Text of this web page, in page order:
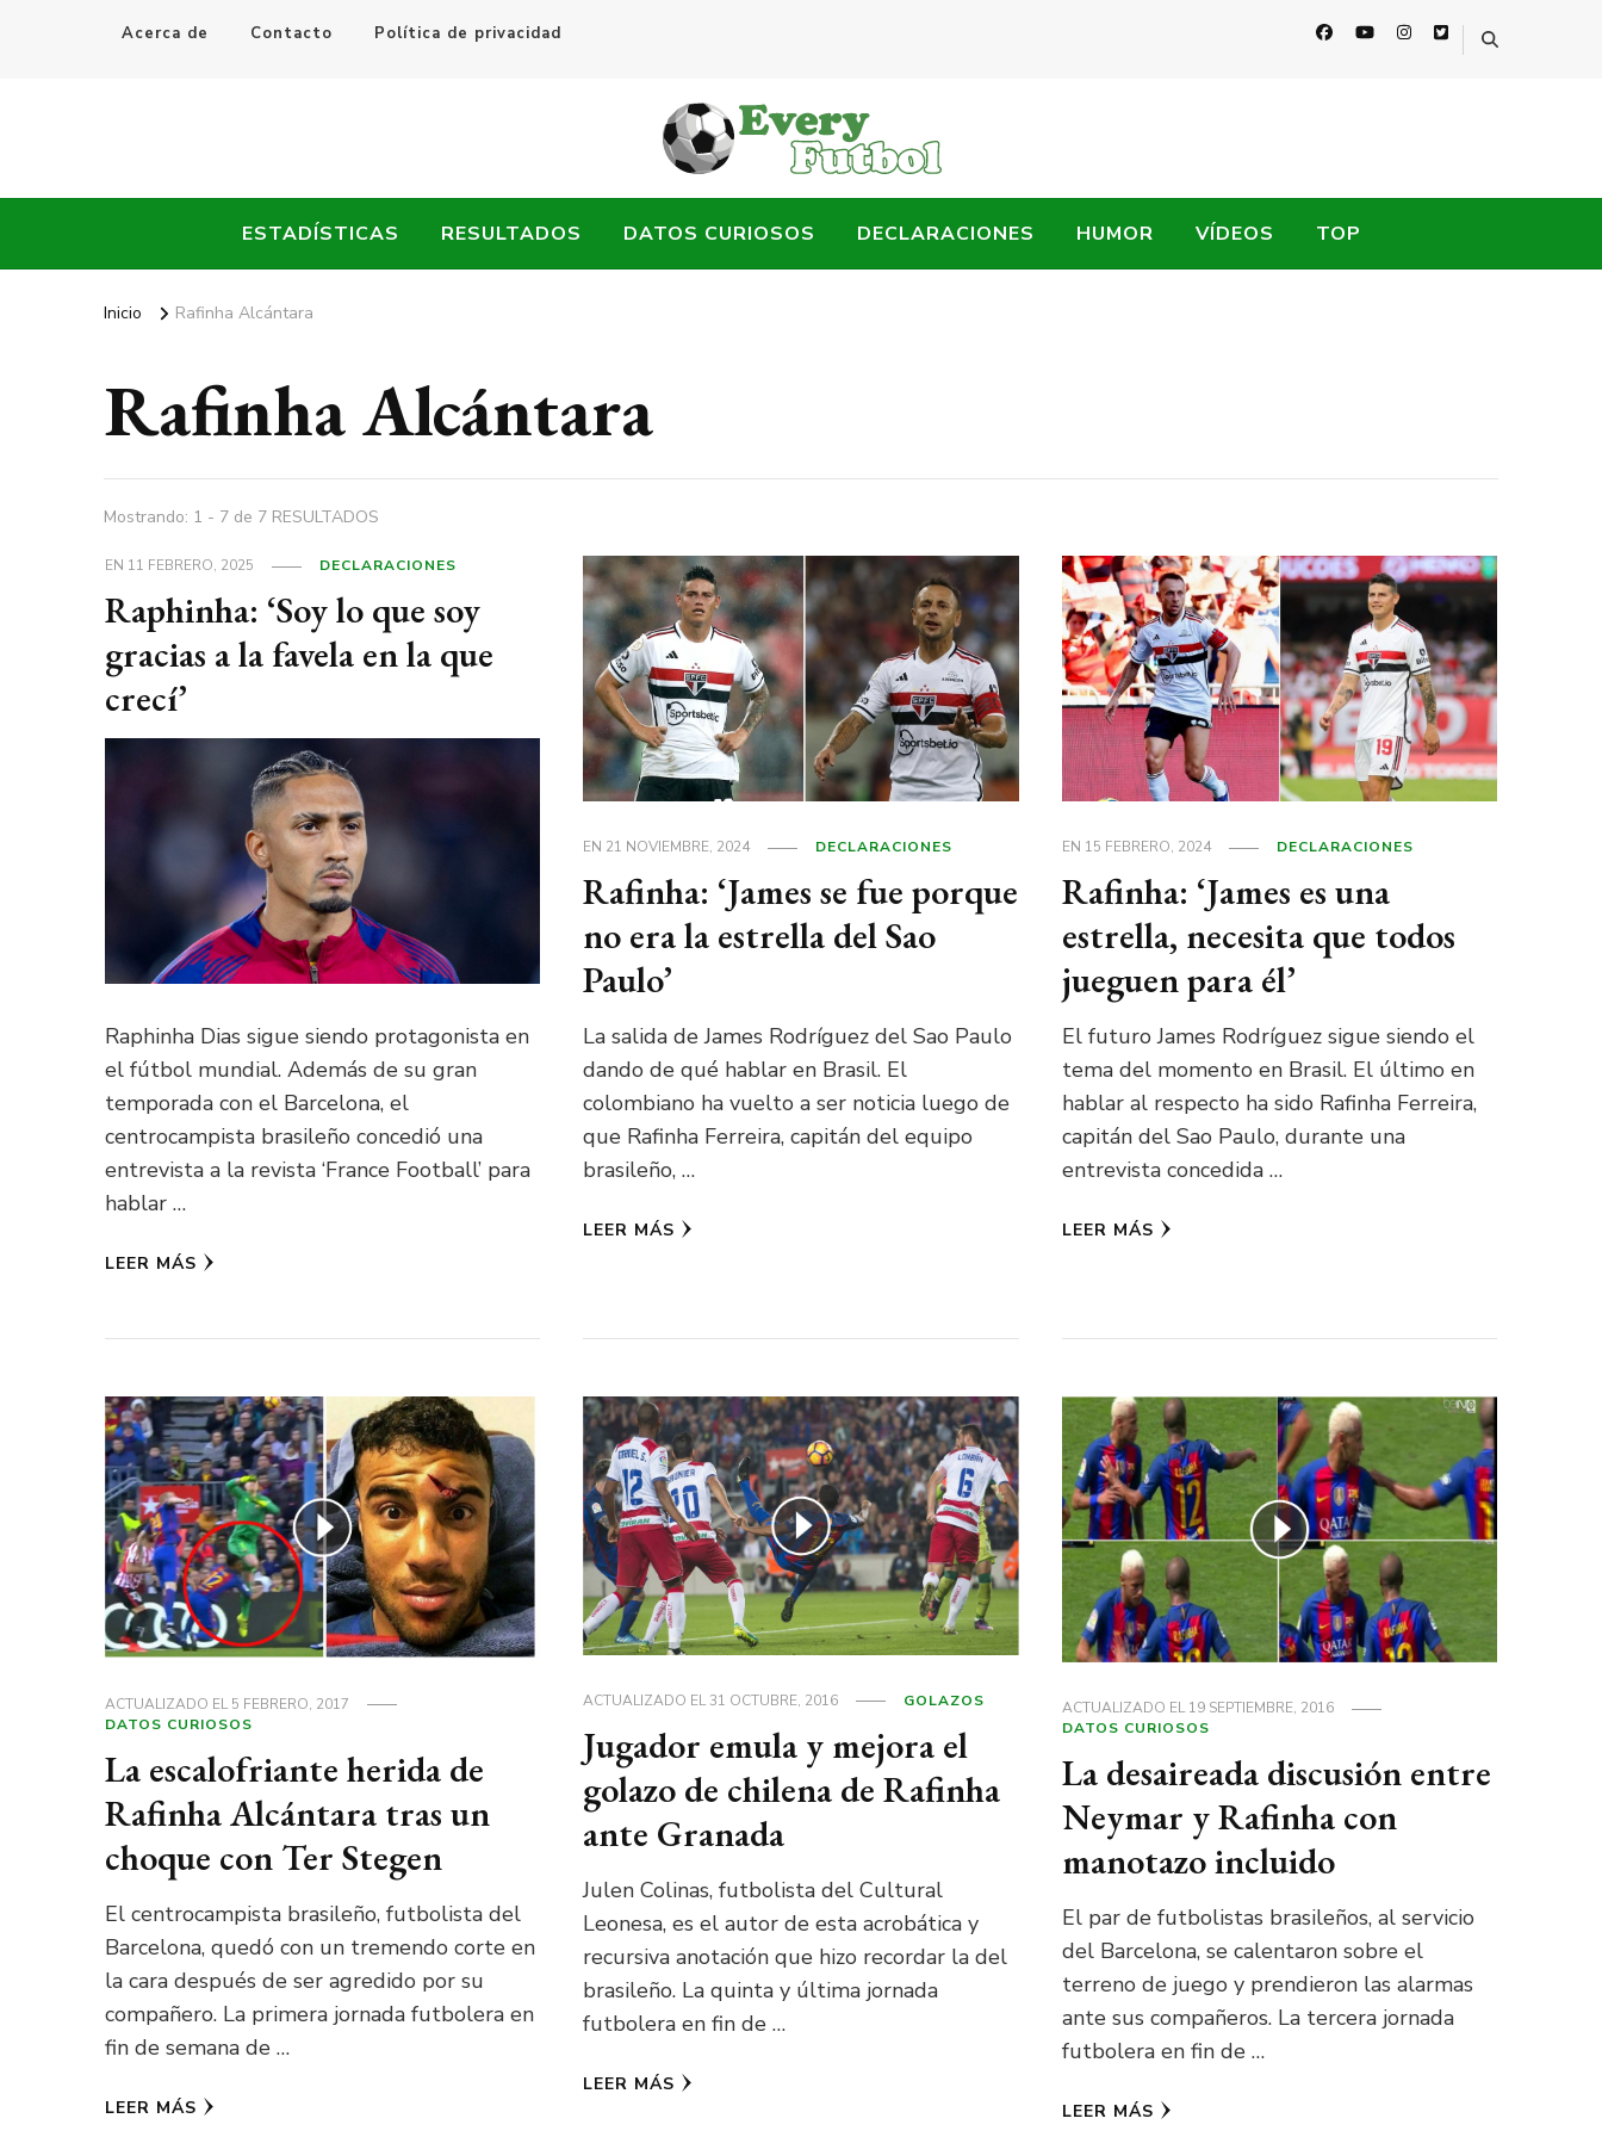
Acerca de Contacto Política de privacidad
Every Fútbol
ESTADÍSTICAS RESULTADOS DATOS CURIOSOS DECLARACIONES HUMOR VÍDEOS TOP
Inicio Rafinha Alcántara
Rafinha Alcántara
Mostrando: 1 - 7 de 7 RESULTADOS
EN 11 FEBRERO, 2025 DECLARACIONES
Raphinha: ‘Soy lo que soy
gracias a la favela en la que
crecí’
Raphinha Dias sigue siendo protagonista en
el fútbol mundial. Además de su gran
temporada con el Barcelona, el
centrocampista brasileño concedió una
entrevista a la revista ‘France Football’ para
hablar …
LEER MÁS
EN 21 NOVIEMBRE, 2024 DECLARACIONES
Rafinha: ‘James se fue porque
no era la estrella del Sao
Paulo’
La salida de James Rodríguez del Sao Paulo
dando de qué hablar en Brasil. El
colombiano ha vuelto a ser noticia luego de
que Rafinha Ferreira, capitán del equipo
brasileño, …
LEER MÁS
EN 15 FEBRERO, 2024 DECLARACIONES
Rafinha: ‘James es una
estrella, necesita que todos
jueguen para él’
El futuro James Rodríguez sigue siendo el
tema del momento en Brasil. El último en
hablar al respecto ha sido Rafinha Ferreira,
capitán del Sao Paulo, durante una
entrevista concedida …
LEER MÁS
ACTUALIZADO EL5 FEBRERO, 2017
DATOS CURIOSOS
La escalofriante herida de
Rafinha Alcántara tras un
choque con Ter Stegen
El centrocampista brasileño, futbolista del
Barcelona, quedó con un tremendo corte en
la cara después de ser agredido por su
compañero. La primera jornada futbolera en
fin de semana de …
LEER MÁS
ACTUALIZADO EL31 OCTUBRE, 2016 GOLAZOS
Jugador emula y mejora el
golazo de chilena de Rafinha
ante Granada
Julen Colinas, futbolista del Cultural
Leonesa, es el autor de esta acrobática y
recursiva anotación que hizo recordar la del
brasileño. La quinta y última jornada
futbolera en fin de …
LEER MÁS
ACTUALIZADO EL19 SEPTIEMBRE, 2016
DATOS CURIOSOS
La desaireada discusión entre
Neymar y Rafinha con
manotazo incluido
El par de futbolistas brasileños, al servicio
del Barcelona, se calentaron sobre el
terreno de juego y prendieron las alarmas
ante sus compañeros. La tercera jornada
futbolera en fin de …
LEER MÁS